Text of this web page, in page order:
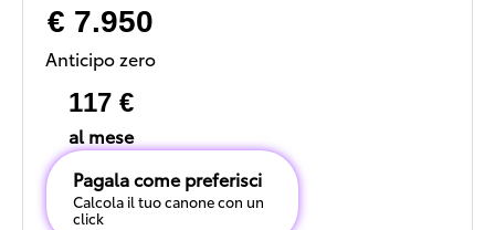
€ 7.950
Anticipo zero
117 €
al mese
Pagala come preferisci
Calcola il tuo canone con un
click